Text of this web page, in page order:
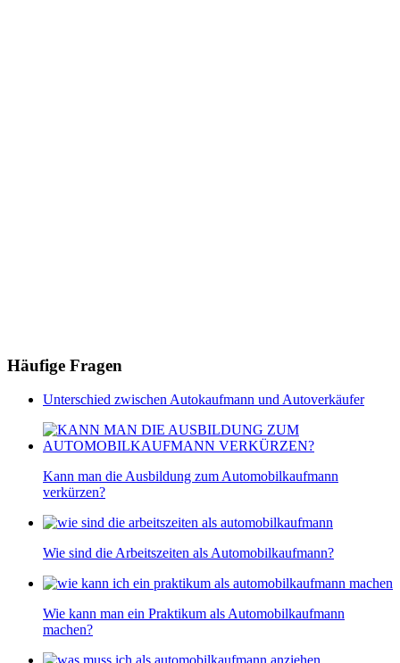
Häufige Fragen
Unterschied zwischen Autokaufmann und Autoverkäufer
Kann man die Ausbildung zum Automobilkaufmann
verkürzen?
Wie sind die Arbeitszeiten als Automobilkaufmann?
Wie kann man ein Praktikum als Automobilkaufmann
machen?